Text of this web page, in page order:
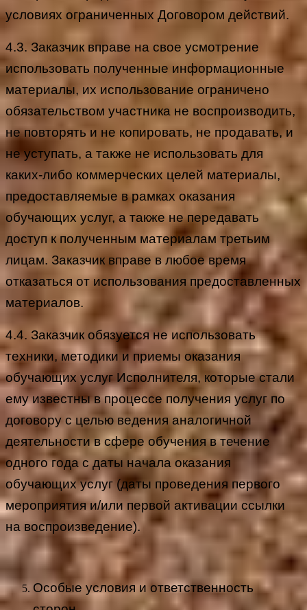
условиях ограниченных Договором действий.
4.3. Заказчик вправе на свое усмотрение
использовать полученные информационные
материалы, их использование ограничено
обязательством участника не воспроизводить,
не повторять и не копировать, не продавать, и
не уступать, а также не использовать для
каких-либо коммерческих целей материалы,
предоставляемые в рамках оказания
обучающих услуг, а также не передавать
доступ к полученным материалам третьим
лицам. Заказчик вправе в любое время
отказаться от использования предоставленных
материалов.
4.4. Заказчик обязуется не использовать
техники, методики и приемы оказания
обучающих услуг Исполнителя, которые стали
ему известны в процессе получения услуг по
договору с целью ведения аналогичной
деятельности в сфере обучения в течение
одного года с даты начала оказания
обучающих услуг (даты проведения первого
мероприятия и/или первой активации ссылки
на воспроизведение).
Особые условия и ответственность